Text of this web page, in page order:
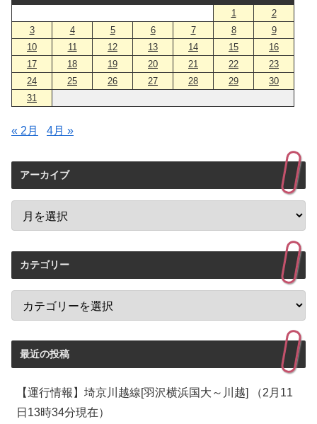
1
2
3
4 5 6 7 8
9
10
11 12 13 14 15
16
17
18 19 20 21 22
23
24
25 26 27 28 29
30
31
« 2月 4月 »
アーカイブ
カテゴリー
最近の投稿
【運行情報】埼京川越線[羽沢横浜国大～川越] （2月11
日13時34分現在）